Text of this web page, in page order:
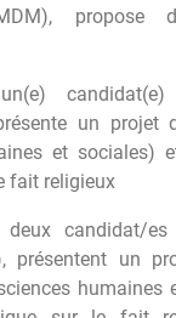
propose
candidat(e)
un projet
et sociales)
fait religieux
candidat/es
présentent un
humaines